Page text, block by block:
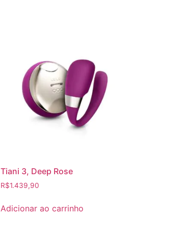
Tiani 3, Deep Rose
R$1.439,90
Adicionar ao carrinho